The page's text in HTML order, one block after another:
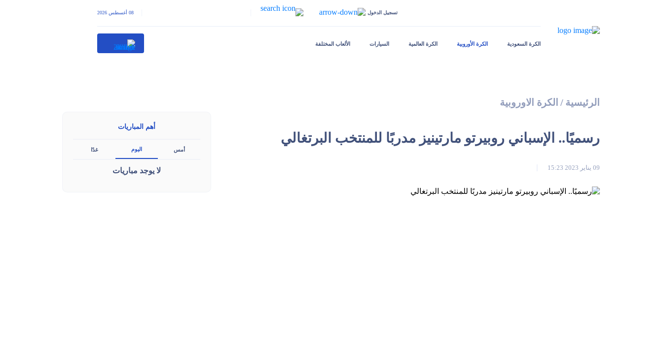
تسجيل الدخول 08 أغسطس 2026
الكرة السعودية الكرة الأوروبية الكرة العالمية السيارات الألعاب المختلفة
الرئيسية / الكرة الاوروبية
رسميًا.. الإسباني روبيرتو مارتينيز مدربًا للمنتخب البرتغالي
09 يناير 2023 15:23
أهم المباريات
أمس اليوم غدًا
لا يوجد مباريات